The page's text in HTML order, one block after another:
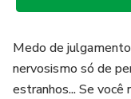
Medo de
nervosismo só de
estranhos... Se